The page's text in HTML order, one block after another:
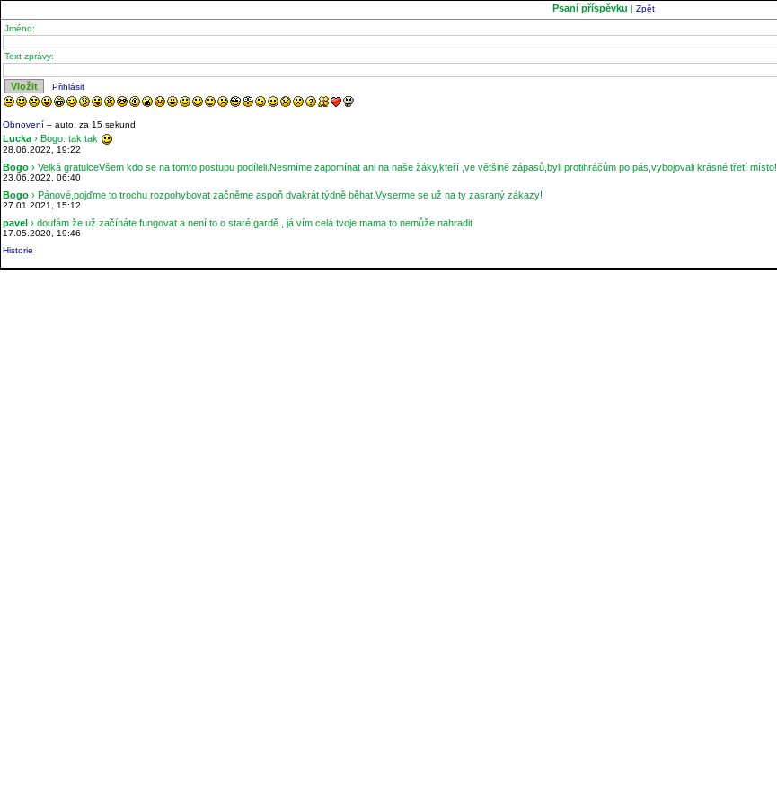
Psaní příspěvku | Zpět
Jméno:
Text zprávy:
Přihlásit
Obnovení – auto. za 15 sekund
Lucka › Bogo: tak tak
28.06.2022, 19:22
Bogo › Velká gratulceVšem kdo se na tomto postupu podíleli.Nesmíme zapomínat ani na naše žáky,kteří ,ve většině zápasů,byli protihráčům po pás,vybojovali krásné třetí místo!
23.06.2022, 06:40
Bogo › Pánové,pojďme to trochu rozpohybovat začněme aspoň dvakrát týdně běhat.Vyserme se už na ty zasraný zákazy!
27.01.2021, 15:12
pavel › doufám že už začínáte fungovat a není to o staré gardě , já vím celá tvoje mama to nemůže nahradit
17.05.2020, 19:46
Historie